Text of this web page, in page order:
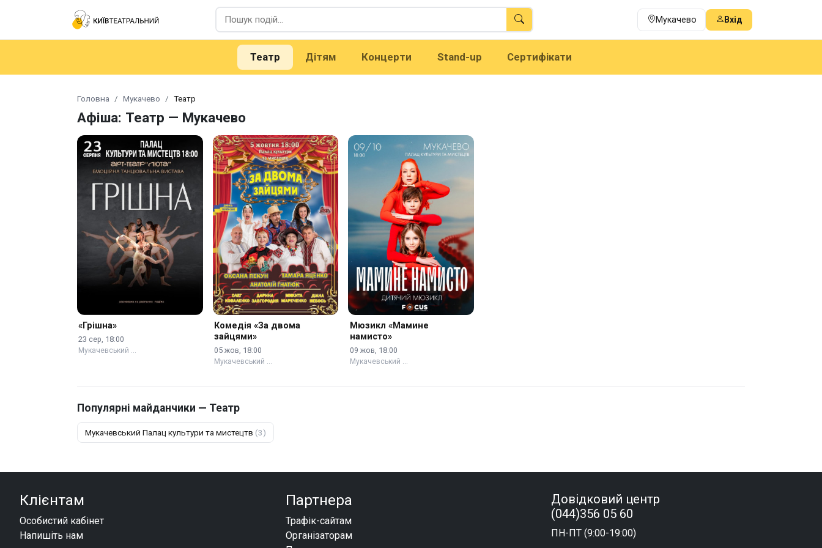
Мукачево Вхід
Театр Дітям Концерти Stand-up Сертифікати
Головна Мукачево Театр
Афіша: Театр — Мукачево
«Грішна»
23 сер, 18:00
Мукачевський …
Комедія «За двома
зайцями»
05 жов, 18:00
Мукачевський …
Мюзикл «Мамине
намисто»
09 жов, 18:00
Мукачевський …
Популярні майданчики — Театр
Мукачевський Палац культури та мистецтв (3)
Клієнтам
Особистий кабінет
Напишіть нам
Партнера
Трафік-сайтам
Організаторам
Довідковий центр
(044)356 05 60
ПН-ПТ (9:00-19:00)